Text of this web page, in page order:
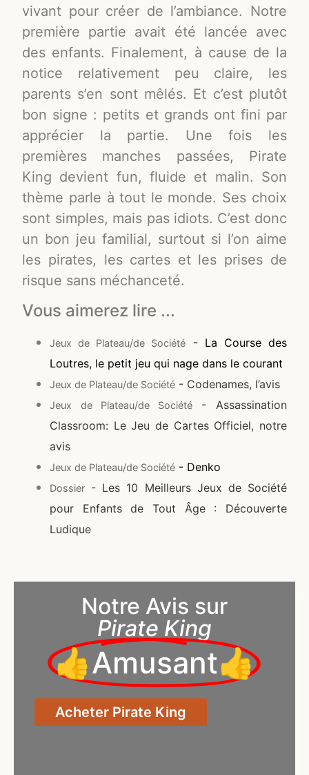
vivant pour créer de l’ambiance. Notre
première partie avait été lancée avec
des enfants. Finalement, à cause de la
notice relativement peu claire, les
parents s’en sont mêlés. Et c’est plutôt
bon signe : petits et grands ont fini par
apprécier la partie. Une fois les
premières manches passées, Pirate
King devient fun, fluide et malin. Son
thème parle à tout le monde. Ses choix
sont simples, mais pas idiots. C’est donc
un bon jeu familial, surtout si l’on aime
les pirates, les cartes et les prises de
risque sans méchanceté.
Vous aimerez lire ...
Jeux de Plateau/de Société
- La Course des
Loutres, le petit jeu qui nage dans le courant
Jeux de Plateau/de Société - Codenames, l’avis
Jeux de Plateau/de Société - Assassination
Classroom: Le Jeu de Cartes Officiel, notre
avis
Jeux de Plateau/de Société - Denko
Dossier - Les 10 Meilleurs Jeux de Société
pour Enfants de Tout Âge : Découverte
Ludique
Notre Avis sur
Pirate King
👍Amusant👍
Acheter Pirate King